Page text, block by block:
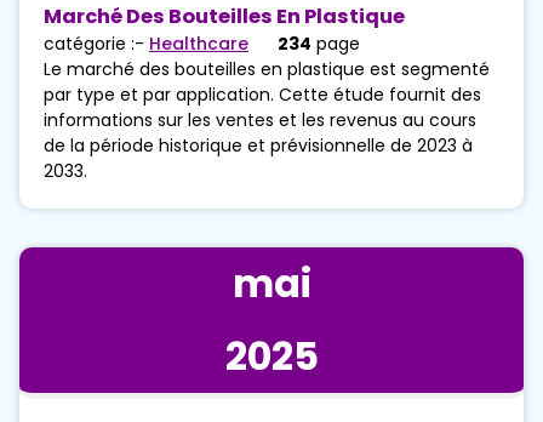
Marché Des Bouteilles En Plastique
catégorie :- Healthcare 234 page
Le marché des bouteilles en plastique est segmenté
par type et par application. Cette étude fournit des
informations sur les ventes et les revenus au cours
de la période historique et prévisionnelle de 2023 à
2033.
mai
2025